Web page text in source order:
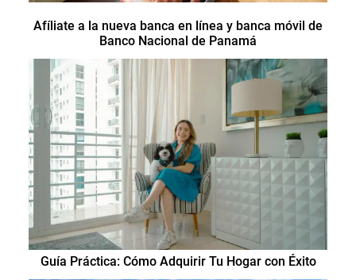
Afíliate a la nueva banca en línea y banca móvil de
Banco Nacional de Panamá
Guía Práctica: Cómo Adquirir Tu Hogar con Éxito